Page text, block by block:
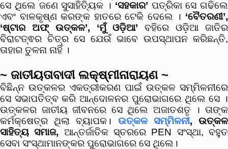
ସେ ଥିଲେ ଜଣେ ସୁସାହିତ୍ୟିକ । ‘ସହକାର’ ପତ୍ରିକା ସେ ଗଢିଲେ
ଏବଂ ବାଳକୃଷ୍ଣ କରଙ୍କ ହାତରେ ଟେକି ଦେଲେ । ‘ବୈତରଣୀ’,
‘ଷ୍ଟାର ଅଫ୍ ଉତ୍କଳ’, ‘ମୁଁ ଓଡ଼ିଆ’ ବହିରେ ଓଡ଼ିଆ ଜାତିର
ବିରାଟତ୍ଵର ଚିତ୍ର ସେ ଯେଉଁ ଭାବେ ଉପସ୍ଥାପନ କରିଛନ୍ତି,
ତାହାର ତୁଳନା ନାହିଁ ।
~ ଜାତୀୟତାବାଦୀ ଲକ୍ଷ୍ମୀନାରାୟଣ ~
ବିଛିନ୍ନ ଉତ୍କଳର ଏକତ୍ରୀକରଣ ପାଇଁ ଉତ୍କଳ ସମ୍ମିଳନୀରେ
ସେ ସଭାପତିତ୍ବ କରି ଆନ୍ଦୋଳନର ପୁରୋଭାଗରେ ଥିଲେ ସେ ।
ଉତ୍କଳର ଜାତୀୟ ଜୀବନରେ ସେ ଥିଲେ ଅଜାତଶତୃ । ତାଙ୍କ
କର୍ମକ୍ଷେତ୍ର ଥିଲା ବ୍ୟାପକ। ଉତ୍କଳ ସମ୍ମିଳନୀ, ଉତ୍କଳ
ସାହିତ୍ୟ ସମାଜ, ଆନ୍ତର୍ଜାତିକ ସ୍ତରରେ PEN ସଂସ୍ଥା, ବହୁତ
ସେବା ସଂସ୍ଥାମାନଙ୍କର ପୁରୋଭାଗରେ ସେ ଥିଲେ।